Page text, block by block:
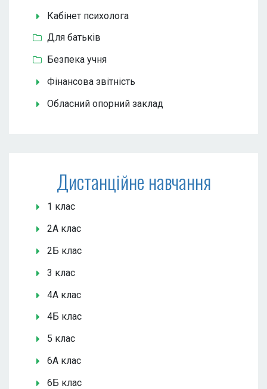
Кабінет психолога
Для батьків
Безпека учня
Фінансова звітність
Обласний опорний заклад
Дистанційне навчання
1 клас
2А клас
2Б клас
3 клас
4А клас
4Б клас
5 клас
6А клас
6Б клас